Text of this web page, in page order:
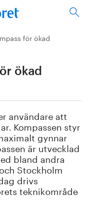
för ökad
ökad
användare att
Kompassen styr
gynnar
är utvecklad
bland andra
Stockholm
drivs
teknikområde